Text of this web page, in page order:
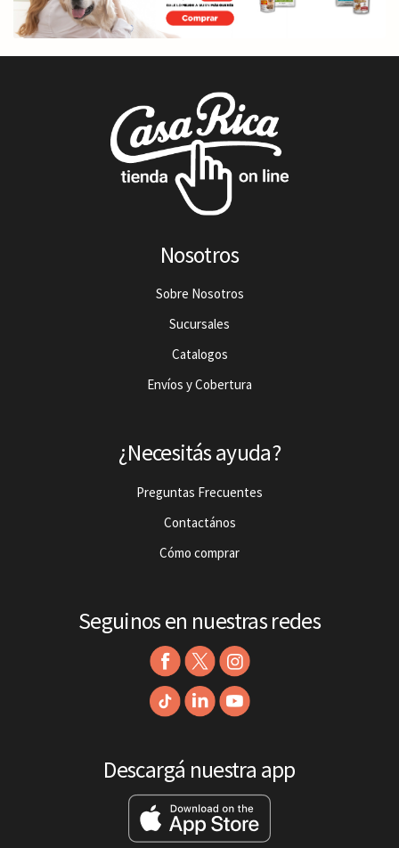
Nosotros
Sobre Nosotros
Sucursales
Catalogos
Envíos y Cobertura
¿Necesitás ayuda?
Preguntas Frecuentes
Contactános
Cómo comprar
Seguinos en nuestras redes
Descargá nuestra app